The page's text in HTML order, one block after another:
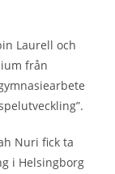
Laurell och
från
Nuri fick ta
i Helsingborg